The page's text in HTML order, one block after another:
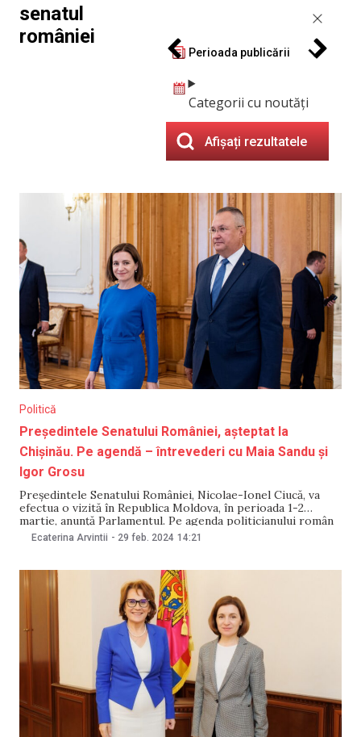
senatul
româniei
Perioada publicării
Categorii cu noutăți
Afișați rezultatele
Politică
Președintele Senatului României, așteptat la
Chișinău. Pe agendă – întrevederi cu Maia Sandu și
Igor Grosu
Președintele Senatului României, Nicolae-Ionel Ciucă, va
efectua o vizită în Republica Moldova, în perioada 1-2
martie, anunță Parlamentul. Pe agenda politicianului român
figurează, potrivit sursei citate, întrevederi cu președinta
parlament, Igor Grosu și
Ecaterina Arvintii - 29 feb. 2024 14:21